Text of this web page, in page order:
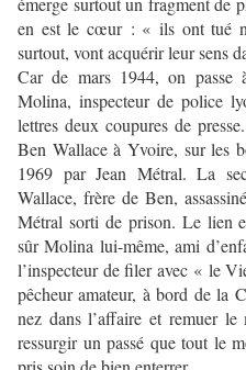
en est le cœur : « ils ont tué
surtout, vont acquérir leur sens
Car de mars 1944, on
Molina, inspecteur de police
lettres deux coupures de
Ben Wallace à Yvoire, sur les
1969 par Jean Métral. La
Wallace, frère de Ben,
Métral sorti de prison. Le lien
sûr Molina lui-même, ami
l’inspecteur de filer avec « le
pêcheur amateur, à bord de la
nez dans l’affaire et remuer
ressurgir un passé que tout le